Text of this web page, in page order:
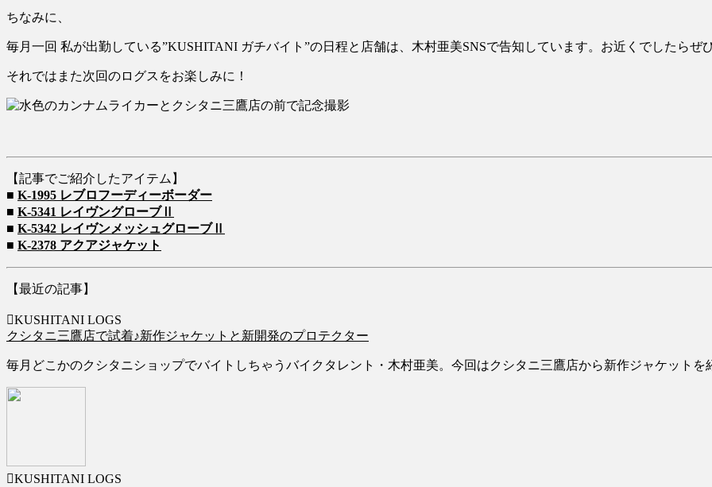
ちなみに、
毎月一回 私が出勤している”KUSHITANI ガチバイト”の日程と店舗は、木村亜美SNSで告知しています。お近くでしたらぜ
それではまた次回のログスをお楽しみに！
【記事でご紹介したアイテム】
■ K-1995 レブロフーディーボーダー
■ K-5341 レイヴングローブⅡ
■ K-5342 レイヴンメッシュグローブⅡ
■ K-2378 アクアジャケット
【最近の記事】
KUSHITANI LOGS
クシタニ三鷹店で試着♪新作ジャケットと新開発のプロテクター
毎月どこかのクシタニショップでバイトしちゃうバイクタレント・木村亜美。今回はクシタニ三鷹店から新作ジャケット
KUSHITANI LOGS